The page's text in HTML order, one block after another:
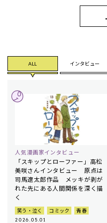
ALL インタビュー
人気漫画家インタビュー
「スキップとローファー」高松
美咲さんインタビュー 原点は
司馬遼太郎作品 メッキが剥が
れた先にある人間関係を深く描
く
笑う・泣く コミック 青春
2026.05.01